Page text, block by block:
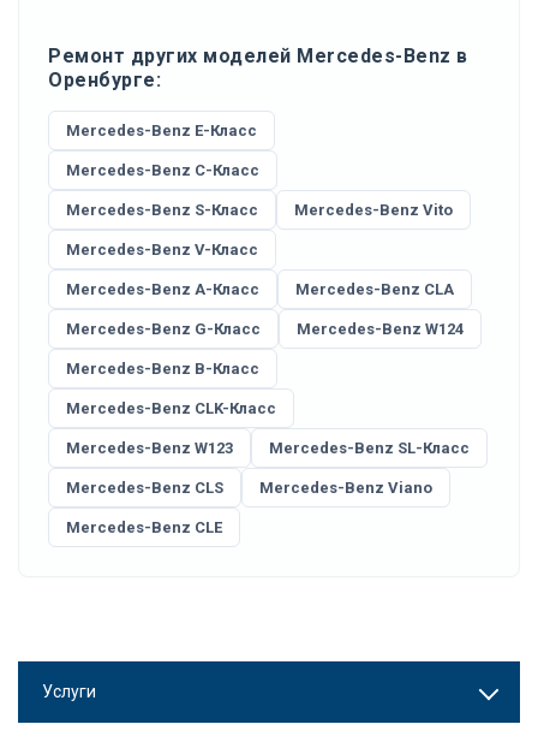
Ремонт других моделей Mercedes-Benz в
Оренбурге:
Mercedes-Benz E-Класс
Mercedes-Benz C-Класс
Mercedes-Benz S-Класс Mercedes-Benz Vito
Mercedes-Benz V-Класс
Mercedes-Benz A-Класс Mercedes-Benz CLA
Mercedes-Benz G-Класс Mercedes-Benz W124
Mercedes-Benz B-Класс
Mercedes-Benz CLK-Класс
Mercedes-Benz W123 Mercedes-Benz SL-Класс
Mercedes-Benz CLS Mercedes-Benz Viano
Mercedes-Benz CLE
Услуги